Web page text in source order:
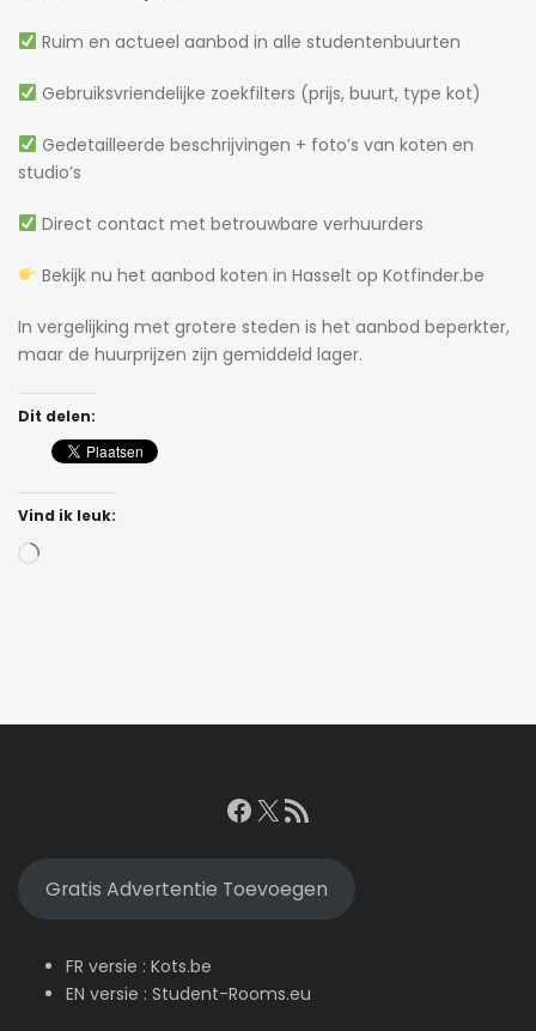
Ruim en actueel aanbod in alle studentenbuurten
Gebruiksvriendelijke zoekfilters (prijs, buurt, type kot)
Gedetailleerde beschrijvingen + foto’s van koten en
studio’s
Direct contact met betrouwbare verhuurders
Bekijk nu het aanbod koten in Hasselt op Kotfinder.be
In vergelijking met grotere steden is het aanbod beperkter,
maar de huurprijzen zijn gemiddeld lager.
Dit delen:
Vind ik leuk:
Bezig
Facebook
X RSS feed
Gratis Advertentie Toevoegen
FR versie : Kots.be
EN versie : Student-Rooms.eu